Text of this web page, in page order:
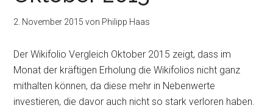
2. November 2015 von Philipp Haas
Der Wikifolio Vergleich Oktober 2015 zeigt, dass im
Monat der kräftigen Erholung die Wikifolios nicht ganz
mithalten können, da diese mehr in Nebenwerte
investieren, die davor auch nicht so stark verloren haben.